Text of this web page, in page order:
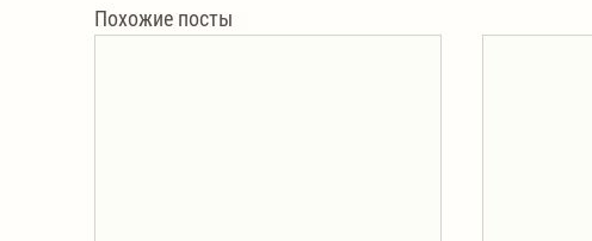
Похожие посты